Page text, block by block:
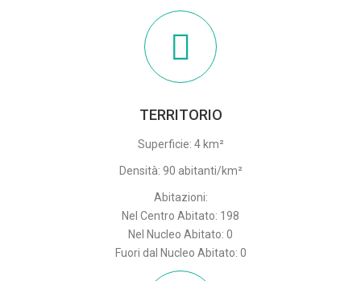
TERRITORIO
Superficie: 4 km²
Densità: 90 abitanti/km²
Abitazioni:
Nel Centro Abitato: 198
Nel Nucleo Abitato: 0
Fuori dal Nucleo Abitato: 0